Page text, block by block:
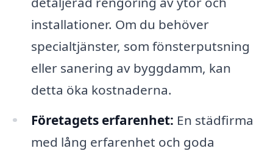
installationer. Om du behöver
specialtjänster, som fönsterputsning
eller sanering av byggdamm, kan
detta öka kostnaderna.
Företagets erfarenhet: En städfirma
med lång erfarenhet och goda